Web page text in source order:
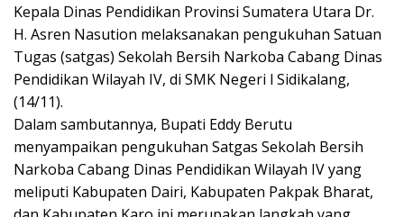
Kepala Dinas Pendidikan Provinsi Sumatera Utara Dr.
H. Asren Nasution melaksanakan pengukuhan Satuan
Tugas (satgas) Sekolah Bersih Narkoba Cabang Dinas
Pendidikan Wilayah IV, di SMK Negeri l Sidikalang,
(14/11).
Dalam sambutannya, Bupati Eddy Berutu
menyampaikan pengukuhan Satgas Sekolah Bersih
Narkoba Cabang Dinas Pendidikan Wilayah IV yang
meliputi Kabupaten Dairi, Kabupaten Pakpak Bharat,